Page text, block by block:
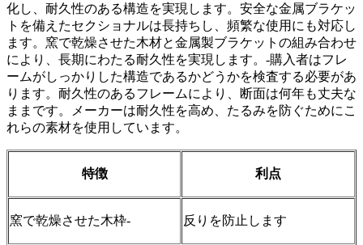
化し、耐久性のある構造を実現します。安全な金属ブラケッ
トを備えたセクショナルは長持ちし、頻繁な使用にも対応し
ます。窯で乾燥させた木材と金属製ブラケットの組み合わせ
により、長期にわたる耐久性を実現します。-購入者はフレ
ームがしっかりした構造であるかどうかを検査する必要があ
ります。耐久性のあるフレームにより、断面は何年も丈夫な
ままです。メーカーは耐久性を高め、たるみを防ぐためにこ
れらの素材を使用しています。
特徴 利点
窯で乾燥させた木枠- 反りを防止します